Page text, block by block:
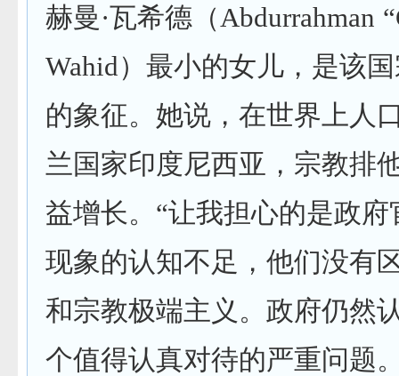
赫曼·瓦希德（Abdurrahman
Wahid）最小的女儿，是该
的象征。她说，在世界上人
兰国家印度尼西亚，宗教排
益增长。“让我担心的是政府
现象的认知不足，他们没有
和宗教极端主义。政府仍然
个值得认真对待的严重问题